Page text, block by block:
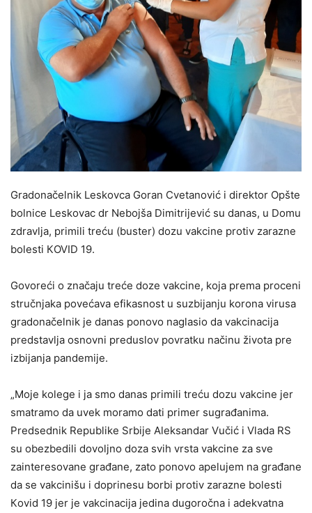
Gradonačelnik Leskovca Goran Cvetanović i direktor Opšte
bolnice Leskovac dr Nebojša Dimitrijević su danas, u Domu
zdravlja, primili treću (buster) dozu vakcine protiv zarazne
bolesti КOVID 19.
Govoreći o značaju treće doze vakcine, koja prema proceni
stručnjaka povećava efikasnost u suzbijanju korona virusa
gradonačelnik je danas ponovo naglasio da vakcinacija
predstavlja osnovni preduslov povratku načinu života pre
izbijanja pandemije.
„Moje kolege i ja smo danas primili treću dozu vakcine jer
smatramo da uvek moramo dati primer sugrađanima.
Predsednik Republike Srbije Aleksandar Vučić i Vlada RS
su obezbedili dovoljno doza svih vrsta vakcine za sve
zainteresovane građane, zato ponovo apelujem na građane
da se vakcinišu i doprinesu borbi protiv zarazne bolesti
Кovid 19 jer je vakcinacija jedina dugoročna i adekvatna